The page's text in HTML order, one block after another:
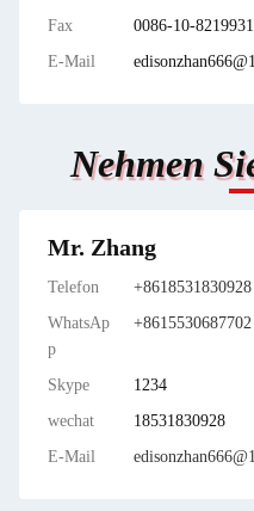
Fax
0086-10-
E-Mail
Nehmen
Mr. Zhang
Telefon
+8618531830928
WhatsAp
p
+8615530687702
Skype
1234
wechat
18531830928
E-Mail